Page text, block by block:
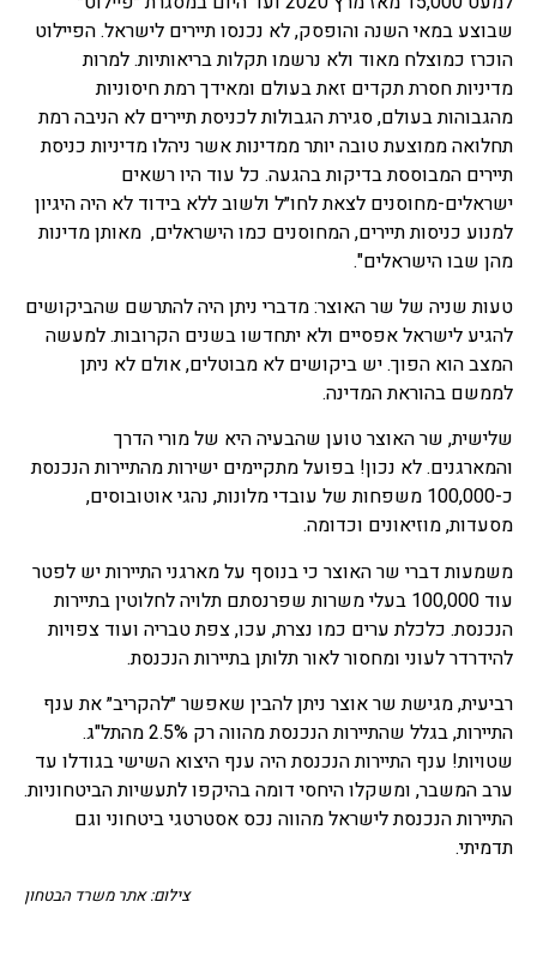
שבוצע במאי השנה והופסק, לא נכנסו תיירים לישראל. הפיילוט
הוכרז כמוצלח מאוד ולא נרשמו תקלות בריאותיות. למרות
מדיניות חסרת תקדים זאת בעולם ומאידך רמת חיסוניות
מהגבוהות בעולם, סגירת הגבולות לכניסת תיירים לא הניבה רמת
תחלואה ממוצעת טובה יותר ממדינות אשר ניהלו מדיניות כניסת
תיירים המבוססת בדיקות בהגעה. כל עוד היו רשאים
ישראלים-מחוסנים לצאת לחו״ל ולשוב ללא בידוד לא היה היגיון
למנוע כניסות תיירים, המחוסנים כמו הישראלים, מאותן מדינות
מהן שבו הישראלים".
טעות שניה של שר האוצר: מדברי ניתן היה להתרשם שהביקושים
להגיע לישראל אפסיים ולא יתחדשו בשנים הקרובות. למעשה
המצב הוא הפוך. יש ביקושים לא מבוטלים, אולם לא ניתן
לממשם בהוראת המדינה.
שלישית, שר האוצר טוען שהבעיה היא של מורי הדרך
והמארגנים. לא נכון! בפועל מתקיימים ישירות מהתיירות הנכנסת
כ-100,000 משפחות של עובדי מלונות, נהגי אוטובוסים,
מסעדות, מוזיאונים וכדומה.
משמעות דברי שר האוצר כי בנוסף על מארגני התיירות יש לפטר
עוד 100,000 בעלי משרות שפרנסתם תלויה לחלוטין בתיירות
הנכנסת. כלכלת ערים כמו נצרת, עכו, צפת טבריה ועוד צפויות
להידרדר לעוני ומחסור לאור תלותן בתיירות הנכנסת.
רביעית, מגישת שר אוצר ניתן להבין שאפשר ״להקריב״ את ענף
התיירות, בגלל שהתיירות הנכנסת מהווה רק 2.5% מהתל"ג.
שטויות! ענף התיירות הנכנסת היה ענף היצוא השישי בגודלו עד
ערב המשבר, ומשקלו היחסי דומה בהיקפו לתעשיות הביטחוניות.
התיירות הנכנסת לישראל מהווה נכס אסטרטגי ביטחוני וגם
תדמיתי.
צילום: אתר משרד הבטחון